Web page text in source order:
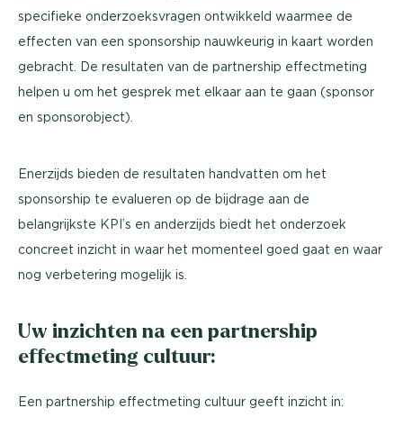
specifieke onderzoeksvragen ontwikkeld waarmee de
effecten van een sponsorship nauwkeurig in kaart worden
gebracht. De resultaten van de partnership effectmeting
helpen u om het gesprek met elkaar aan te gaan (sponsor
en sponsorobject).
Enerzijds bieden de resultaten handvatten om het
sponsorship te evalueren op de bijdrage aan de
belangrijkste KPI’s en anderzijds biedt het onderzoek
concreet inzicht in waar het momenteel goed gaat en waar
nog verbetering mogelijk is.
Uw inzichten na een partnership
effectmeting cultuur:
Een partnership effectmeting cultuur geeft inzicht in: